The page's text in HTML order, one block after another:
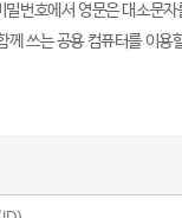
번호에서 영문은 대소문
께 쓰는 공용 컴퓨터를 이